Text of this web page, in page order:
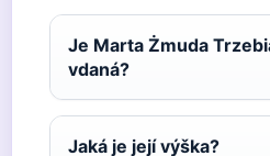
Je Marta Żmuda
vdaná?
Jaká je její výška?